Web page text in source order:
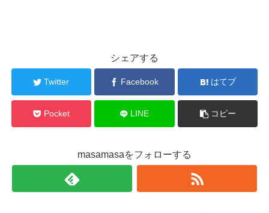
シェアする
Twitter Facebook はてブ
Pocket LINE コピー
masamasaをフォローする